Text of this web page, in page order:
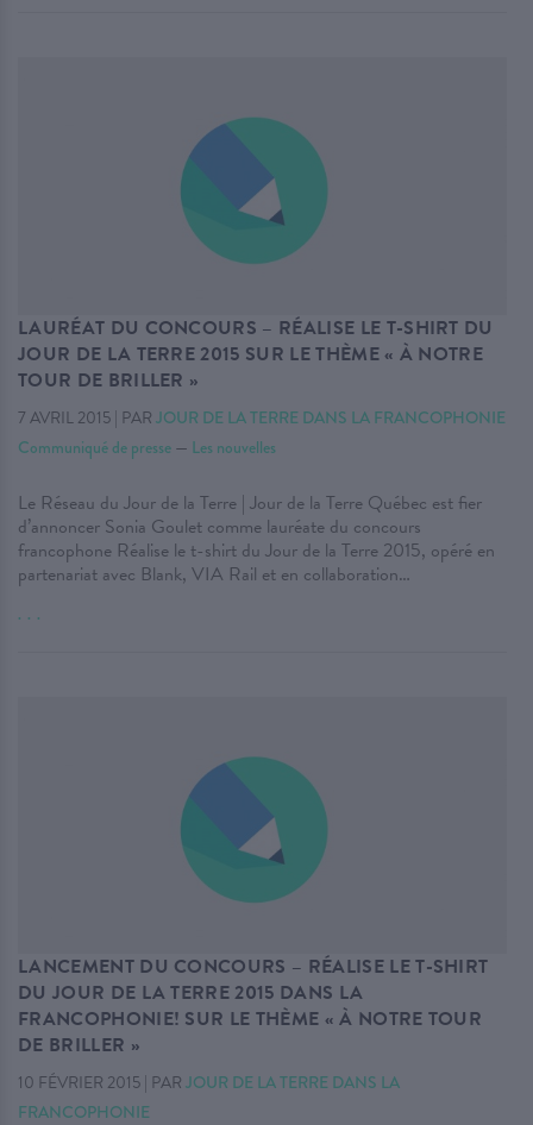
LAURÉAT DU CONCOURS – RÉALISE LE T-SHIRT DU
JOUR DE LA TERRE 2015 SUR LE THÈME « À NOTRE
TOUR DE BRILLER »
7 AVRIL 2015| PAR JOUR DE LA TERRE DANS LA FRANCOPHONIE
Communiqué de presse — Les nouvelles
Le Réseau du Jour de la Terre | Jour de la Terre Québec est fier
d’annoncer Sonia Goulet comme lauréate du concours
francophone Réalise le t-shirt du Jour de la Terre 2015, opéré en
partenariat avec Blank, VIA Rail et en collaboration…
. . .
LANCEMENT DU CONCOURS – RÉALISE LE T-SHIRT
DU JOUR DE LA TERRE 2015 DANS LA
FRANCOPHONIE! SUR LE THÈME « À NOTRE TOUR
DE BRILLER »
10 FÉVRIER 2015| PAR JOUR DE LA TERRE DANS LA
FRANCOPHONIE